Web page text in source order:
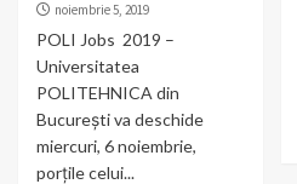
noiembrie 5, 2019
POLI Jobs 2019 –
Universitatea
POLITEHNICA din
Bucureşti va deschide
miercuri, 6 noiembrie,
porţile celui...